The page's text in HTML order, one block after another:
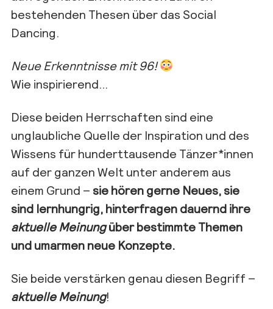
bestehenden Thesen über das Social
Dancing.
Neue Erkenntnisse mit 96!
Wie inspirierend…
Diese beiden Herrschaften sind eine
unglaubliche Quelle der Inspiration und des
Wissens für hunderttausende Tänzer*innen
auf der ganzen Welt unter anderem aus
einem Grund – sie hören gerne Neues, sie
sind lernhungrig, hinterfragen dauernd ihre
aktuelle Meinungüber bestimmte Themen
und umarmen neue Konzepte.
Sie beide verstärken genau diesen Begriff –
aktuelle Meinung!